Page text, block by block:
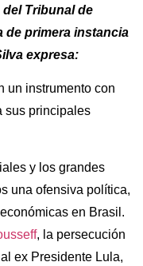
Tribunal de
de primera instancia
expresa:
un instrumento con
sus principales
y los grandes
una ofensiva política,
en Brasil.
, la persecución
ex Presidente Lula,